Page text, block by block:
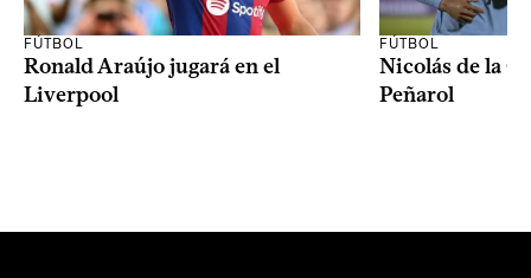
FÚTBOL
Ronald Araújo jugará en el
Liverpool
FÚTBOL
Nicolás de la
Peñarol